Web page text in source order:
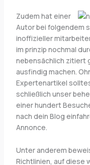
Zudem hat einer
Autor bei folgendem
inoffizieller
im prinzip nochmal
nebensächlich zitiert
ausfindig machen.
Expertenartikel
schließlich unser
einer hundert
nach dein Blog
Annonce.
Unter anderem
Richtlinien, auf diese